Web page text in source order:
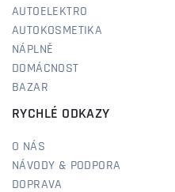
AUTOELEKTRO
AUTOKOSMETIKA
NÁPLNĚ
DOMÁCNOST
BAZAR
RYCHLÉ ODKAZY
O NÁS
NÁVODY & PODPORA
DOPRAVA